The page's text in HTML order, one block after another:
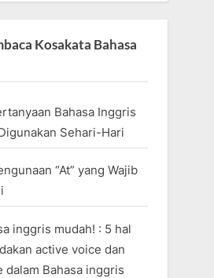
Kosakata Bahasa
Bahasa Inggris
Sehari-Hari
“At” yang Wajib
inggris mudah! : 5 hal
active voice dan
dalam Bahasa inggris